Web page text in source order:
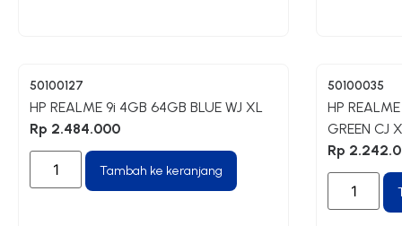
50100127
HP REALME 9i 4GB 64GB BLUE WJ XL
Rp 2.484.000
Tambah ke keranjang
50100035
HP
GREEN CJ
Rp